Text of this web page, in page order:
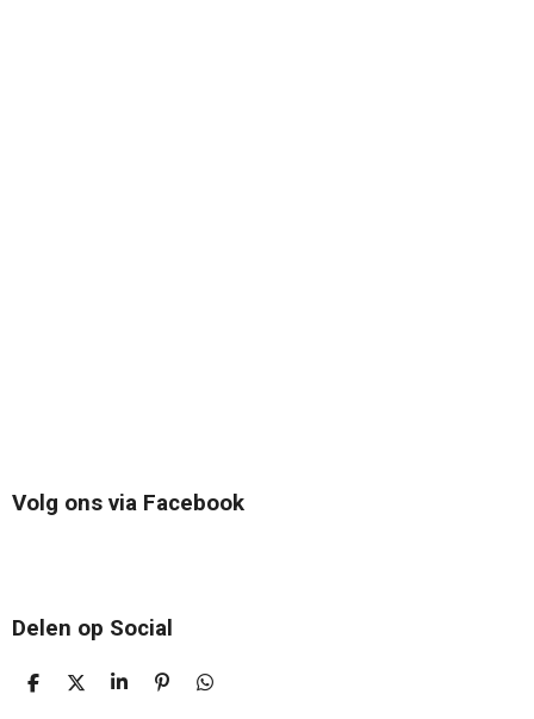
Volg ons via Facebook
Delen op Social
D
D
S
P
D